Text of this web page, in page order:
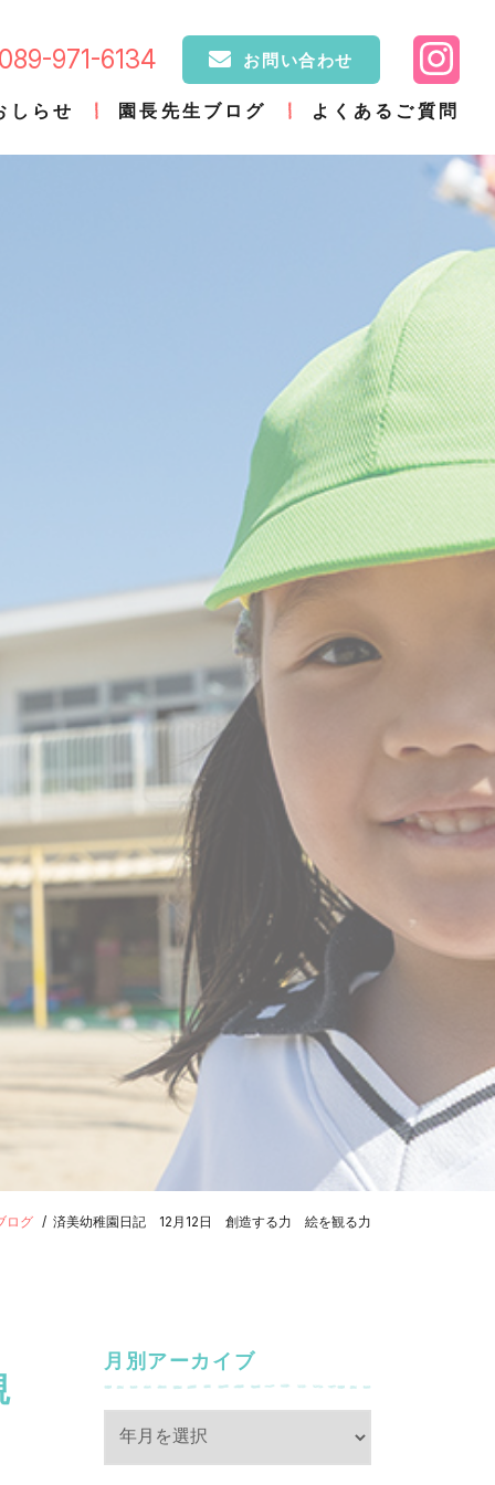
971-6134 お問い合わせ
しらせ 園長先生ブログ よくあるご質問
ログ 済美幼稚園日記 12月12日 創造する力 絵を観る力
月別アーカイブ